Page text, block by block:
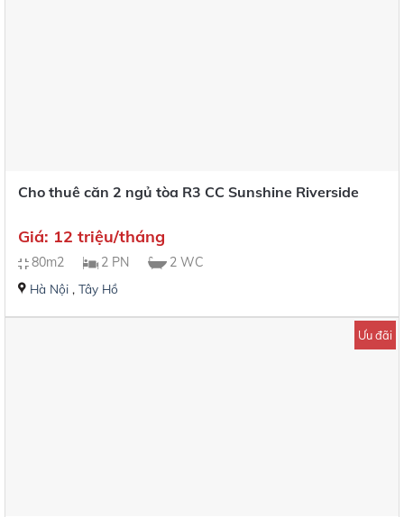
Cho thuê căn 2 ngủ tòa R3 CC Sunshine Riverside
Giá: 12 triệu/tháng
80m2 2 PN 2 WC
Hà Nội, Tây Hồ
Ưu đãi